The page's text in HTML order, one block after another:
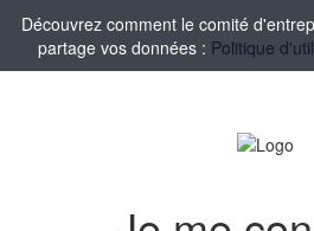
Découvrez comment le comité
partage vos données : Politique